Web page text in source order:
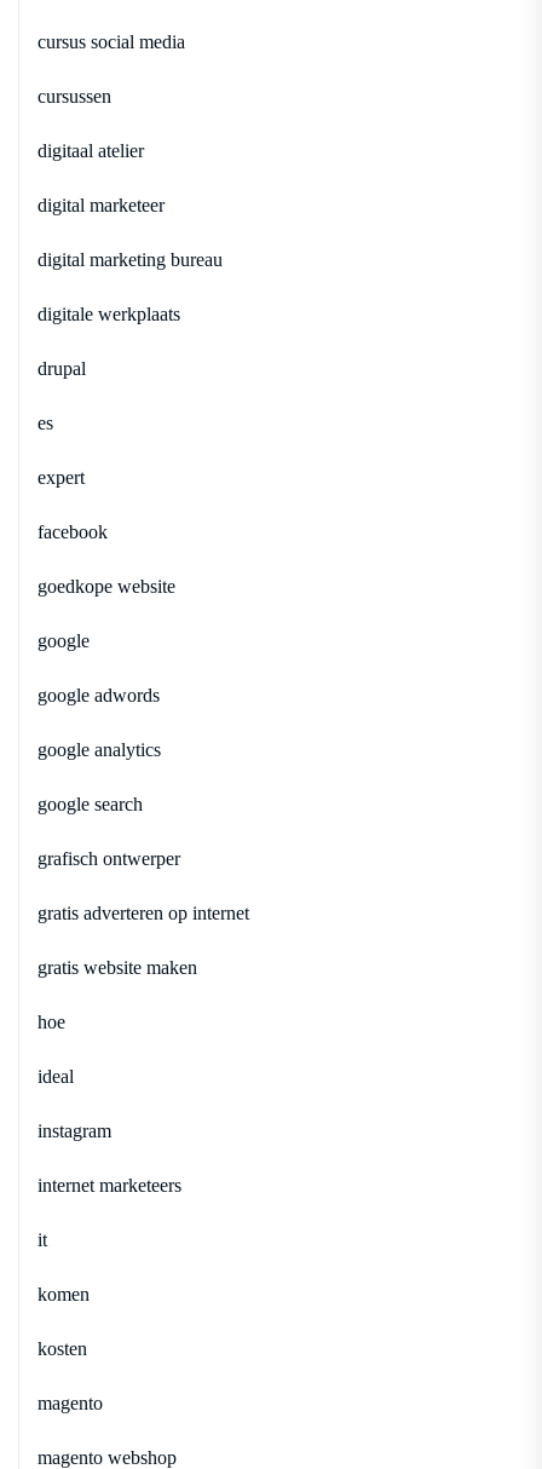
cursus social media
cursussen
digitaal atelier
digital marketeer
digital marketing bureau
digitale werkplaats
drupal
es
expert
facebook
goedkope website
google
google adwords
google analytics
google search
grafisch ontwerper
gratis adverteren op internet
gratis website maken
hoe
ideal
instagram
internet marketeers
it
komen
kosten
magento
magento webshop